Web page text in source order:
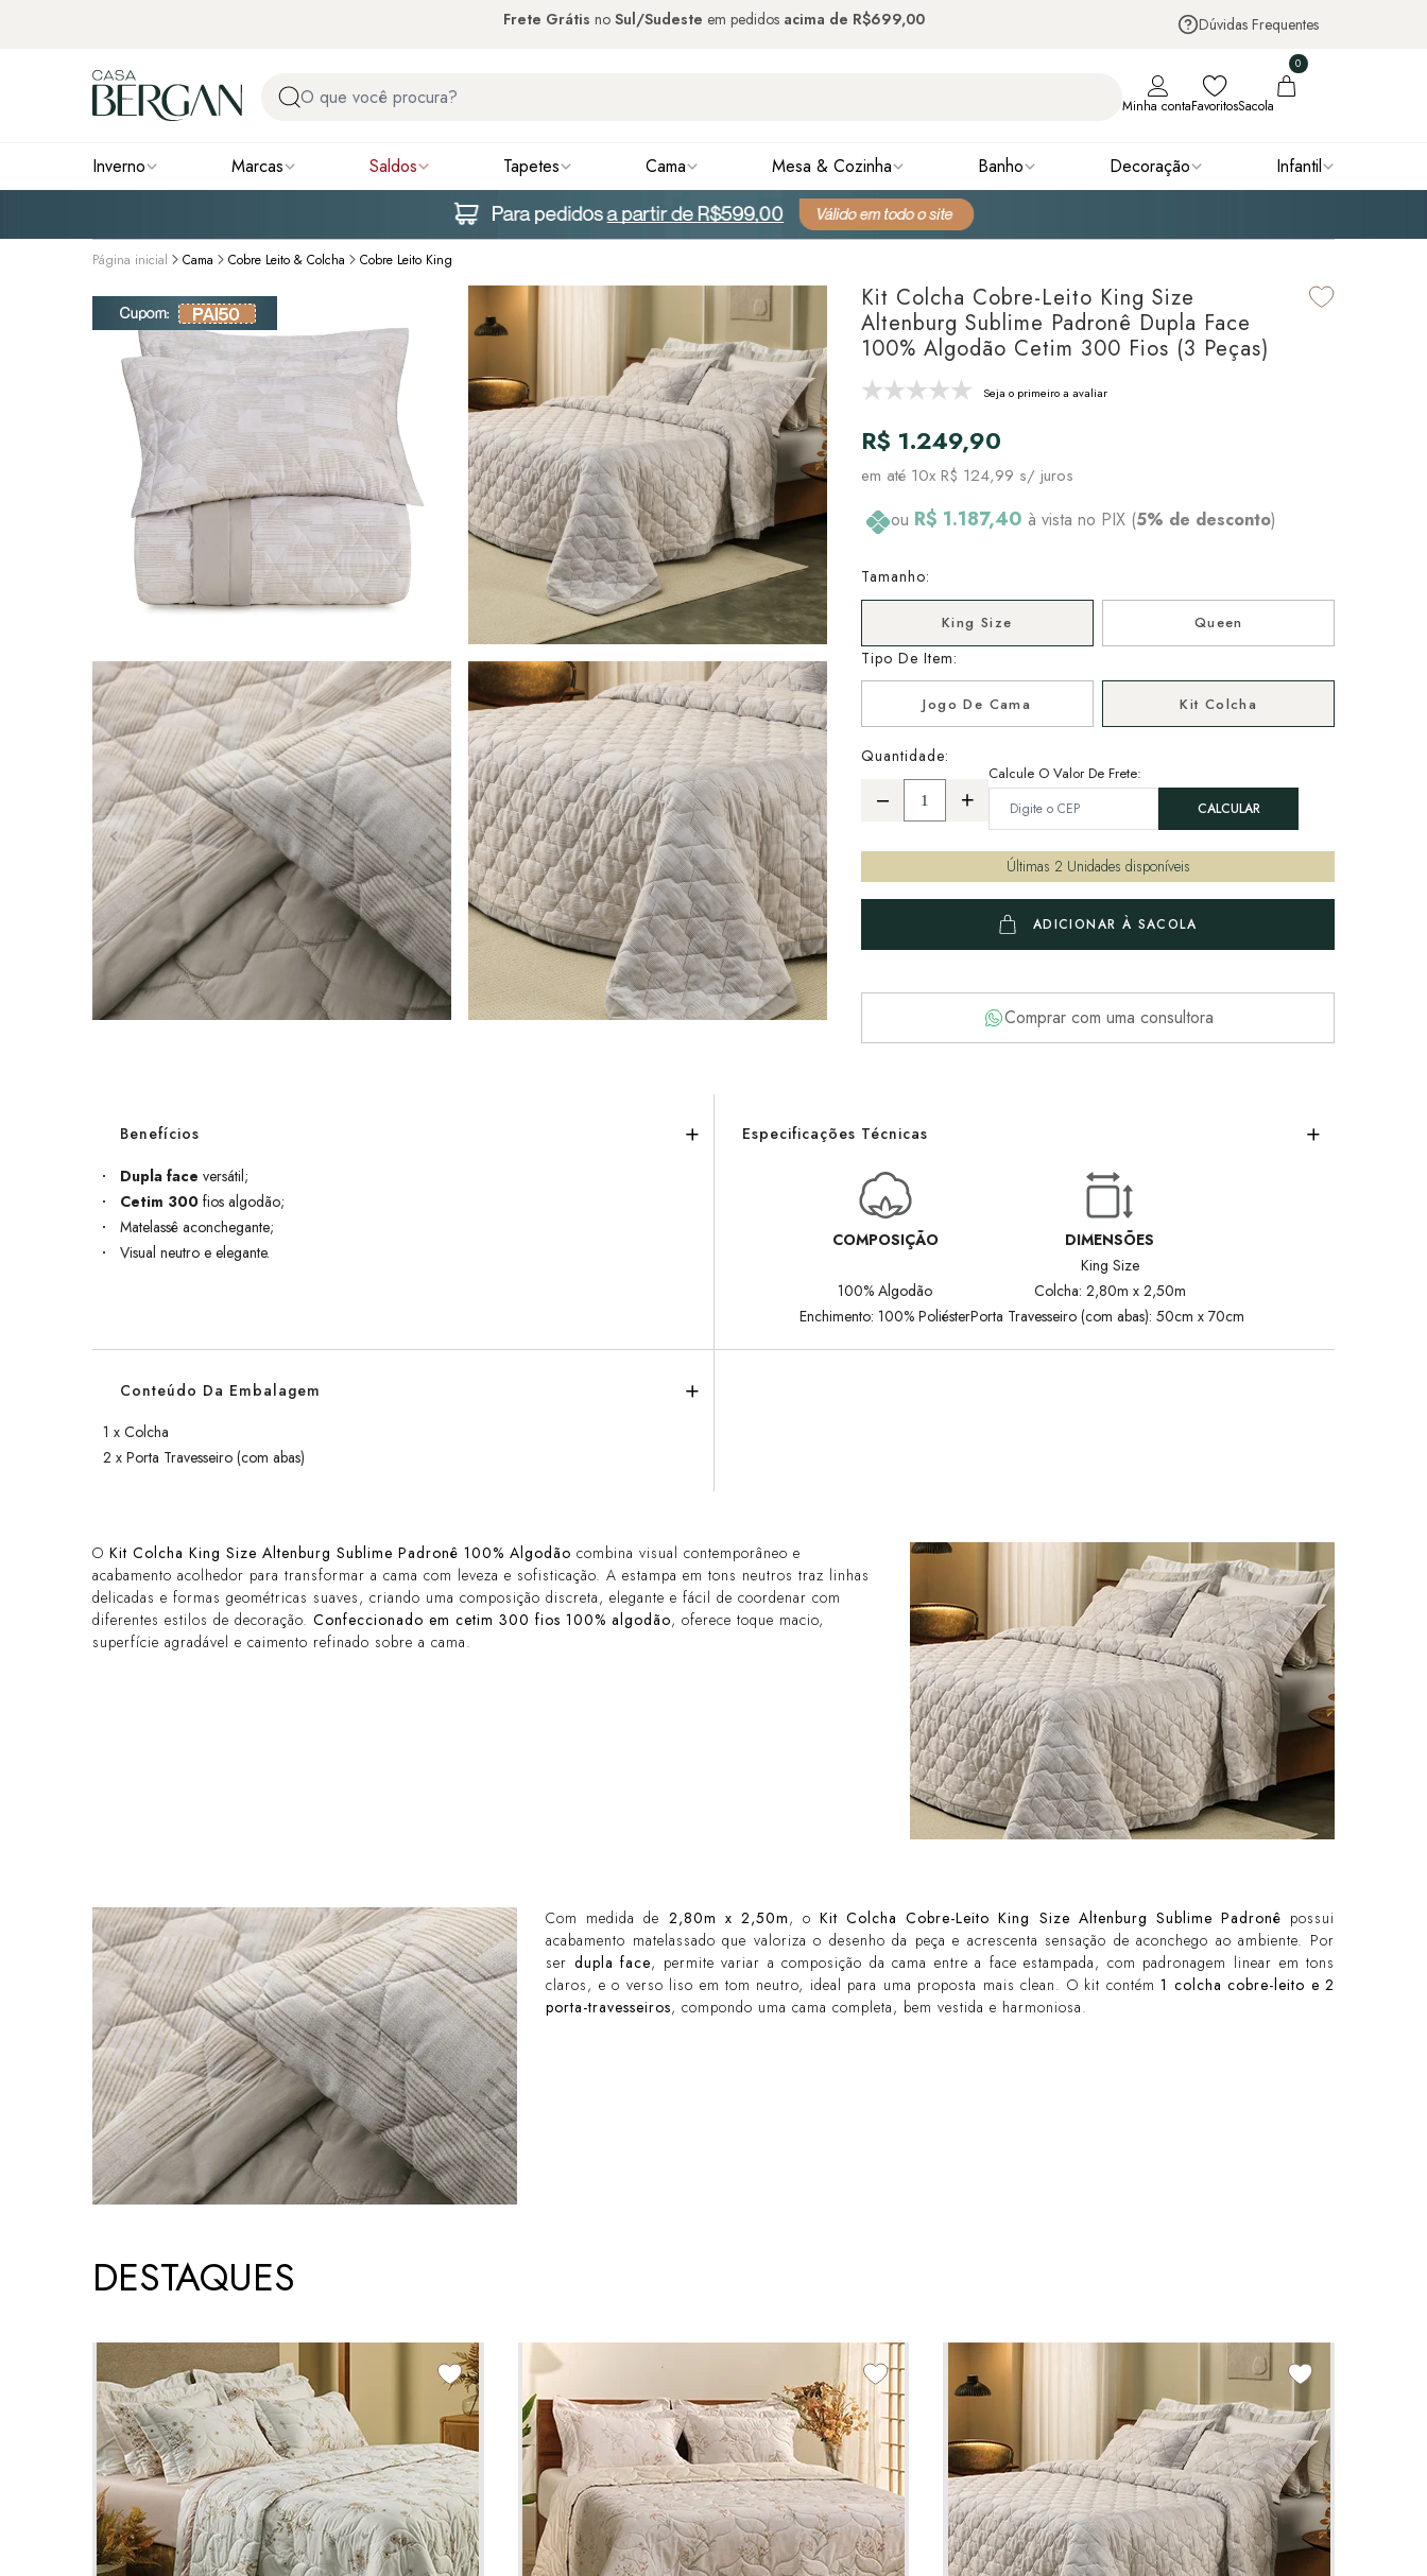
Dúvidas Frequentes
Frete Grátis no Sul/Sudeste em pedidos acima de R$699,00
Minha contaFavoritosSacola
0
Inverno Marcas Saldos Tapetes Cama Mesa & Cozinha Banho Decoração Infantil
Página inicial Cama Cobre Leito & Colcha Cobre Leito King
Kit Colcha Cobre-Leito King Size
Altenburg Sublime Padronê Dupla Face
100% Algodão Cetim 300 Fios (3 Peças)
Seja o primeiro a avaliar
R$ 1.249,90
em até 10x R$ 124,99 s/ juros
ou R$ 1.187,40 à vista no PIX (5% de desconto)
Tipo De Item:
Jogo De Cama Kit Colcha
Tamanho:
King Size Queen
Quantidade:
Calcule O Valor De Frete:
Últimas 2 Unidades disponíveis
ADICIONAR À SACOLA
Comprar com uma consultora
Benefícios
Dupla face versátil;
Cetim 300 fios algodão;
Matelassê aconchegante;
Visual neutro e elegante.
Especificações Técnicas
COMPOSIÇÃO
100% Algodão
Enchimento: 100% Poliéster
DIMENSÕES
King Size
Colcha: 2,80m x 2,50m
Porta Travesseiro (com abas): 50cm x 70cm
Conteúdo Da Embalagem
1 x Colcha
2 x Porta Travesseiro (com abas)
O Kit Colcha King Size Altenburg Sublime Padronê 100% Algodão combina visual contemporâneo e
acabamento acolhedor para transformar a cama com leveza e sofisticação. A estampa em tons neutros traz linhas
delicadas e formas geométricas suaves, criando uma composição discreta, elegante e fácil de coordenar com
diferentes estilos de decoração. Confeccionado em cetim 300 fios 100% algodão, oferece toque macio,
superfície agradável e caimento refinado sobre a cama.
Com medida de 2,80m x 2,50m, oKit Colcha Cobre-Leito King Size Altenburg Sublime Padronê possui
acabamento matelassado que valoriza o desenho da peça e acrescenta sensação de aconchego ao ambiente. Por
ser dupla face, permite variar a composição da cama entre a face estampada, com padronagem linear em tons
claros, e o verso liso em tom neutro, ideal para uma proposta mais clean. O kit contém1 colcha cobre-leito e 2
porta-travesseiros, compondo uma cama completa, bem vestida e harmoniosa.
DESTAQUES